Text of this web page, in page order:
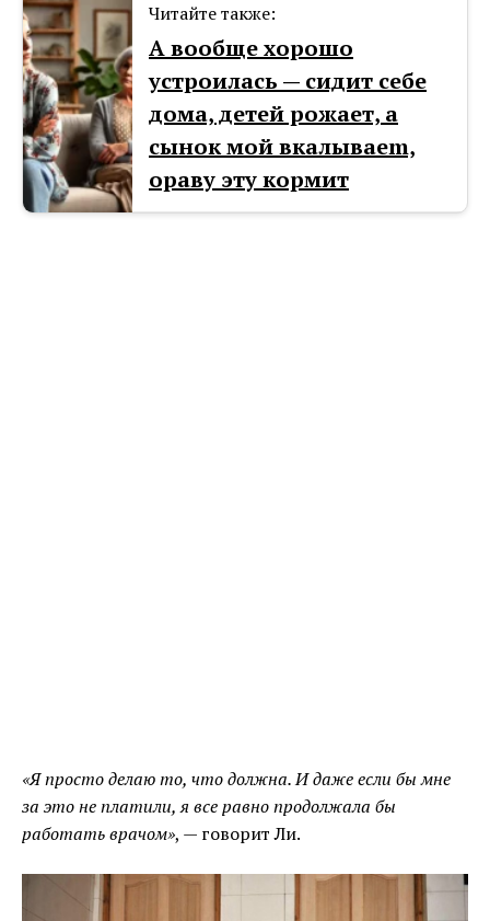
Читайте также:
А вообще хорошо
устроилась — сидит себе
дома, детей рожает, а
сынок мой вкалываеm,
ораву эту кормит
«Я просто делаю то, что должна. И даже если бы мне
за это не платили, я все равно продолжала бы
работать врачом», — говорит Ли.